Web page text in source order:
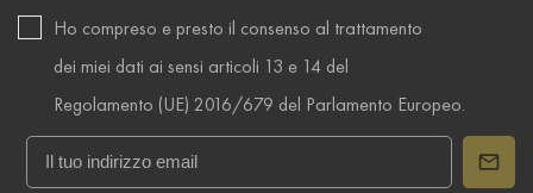
Ho compreso e presto il consenso al trattamento
dei miei dati ai sensi articoli 13 e 14 del
Regolamento (UE) 2016/679 del Parlamento Europeo.